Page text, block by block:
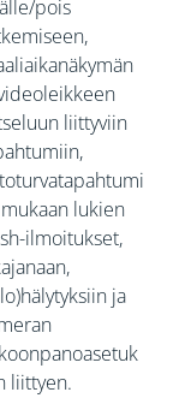
pois
liittyviin
lukien
ilmoitukset,
ja
liittyen.